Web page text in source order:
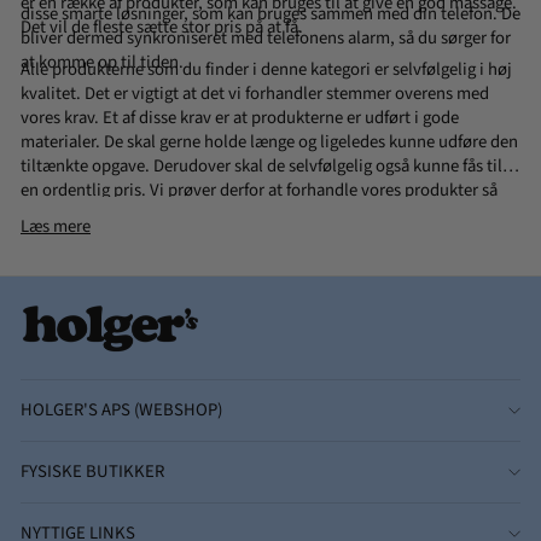
disse smarte løsninger, som kan bruges sammen med din telefon. De
bliver dermed synkroniseret med telefonens alarm, så du sørger for
at komme op til tiden.
Det vil de fleste sætte stor pris på at få.
Alle produkterne som du finder i denne kategori er selvfølgelig i høj
kvalitet. Det er vigtigt at det vi forhandler stemmer overens med
vores krav. Et af disse krav er at produkterne er udført i gode
materialer. De skal gerne holde længe og ligeledes kunne udføre den
tiltænkte opgave. Derudover skal de selvfølgelig også kunne fås til
en ordentlig pris. Vi prøver derfor at forhandle vores produkter så
billigt som overhovedet muligt, så du kan få produkterne til billige
priser.
Læs mere
HOLGER'S APS (WEBSHOP)
FYSISKE BUTIKKER
NYTTIGE LINKS